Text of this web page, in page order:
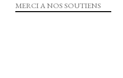
MERCI A NOS SOUTIENS